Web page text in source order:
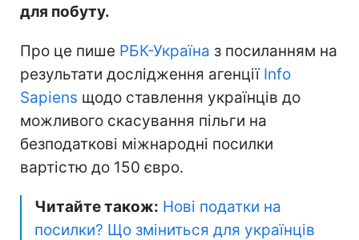
для побуту.
Про це пише РБК-Україна з посиланням на
результати дослідження агенції Info
Sapiens щодо ставлення українців до
можливого скасування пільги на
безподаткові міжнародні посилки
вартістю до 150 євро.
Читайте також: Нові податки на
посилки? Що зміниться для українців